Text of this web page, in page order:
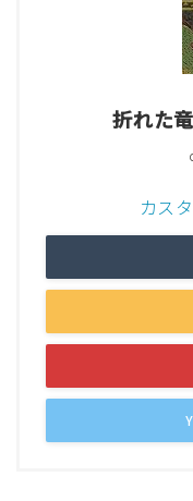
折れた
カス